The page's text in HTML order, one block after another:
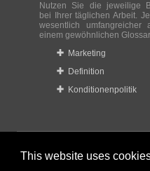
This website uses
Nutzen Sie die jeweilige
bei Ihrer täglichen Arbeit.
wesentlich umfangreicher
einem gewöhnlichen
Marketing
Definition
Konditionenpolitik